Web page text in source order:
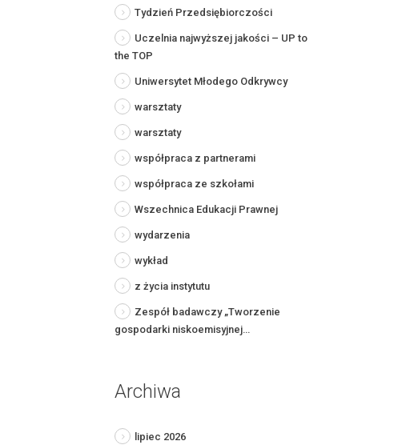
Tydzień Przedsiębiorczości
Uczelnia najwyższej jakości – UP to
the TOP
Uniwersytet Młodego Odkrywcy
warsztaty
warsztaty
współpraca z partnerami
współpraca ze szkołami
Wszechnica Edukacji Prawnej
wydarzenia
wykład
z życia instytutu
Zespół badawczy „Tworzenie
gospodarki niskoemisyjnej…
Archiwa
lipiec 2026